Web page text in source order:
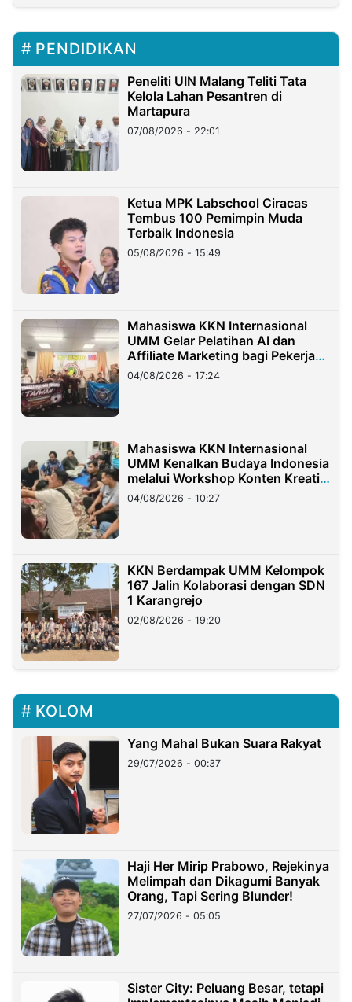
PENDIDIKAN
Peneliti UIN Malang Teliti Tata
Kelola Lahan Pesantren di
Martapura
07/08/2026 - 22:01
Ketua MPK Labschool Ciracas
Tembus 100 Pemimpin Muda
Terbaik Indonesia
05/08/2026 - 15:49
Mahasiswa KKN Internasional
UMM Gelar Pelatihan AI dan
Affiliate Marketing bagi Pekerja
Migran Indonesia di Taiwan
04/08/2026 - 17:24
Mahasiswa KKN Internasional
UMM Kenalkan Budaya Indonesia
melalui Workshop Konten Kreatif
di Taiwan
04/08/2026 - 10:27
KKN Berdampak UMM Kelompok
167 Jalin Kolaborasi dengan SDN
1 Karangrejo
02/08/2026 - 19:20
KOLOM
Yang Mahal Bukan Suara Rakyat
29/07/2026 - 00:37
Haji Her Mirip Prabowo, Rejekinya
Melimpah dan Dikagumi Banyak
Orang, Tapi Sering Blunder!
27/07/2026 - 05:05
Sister City: Peluang Besar, tetapi